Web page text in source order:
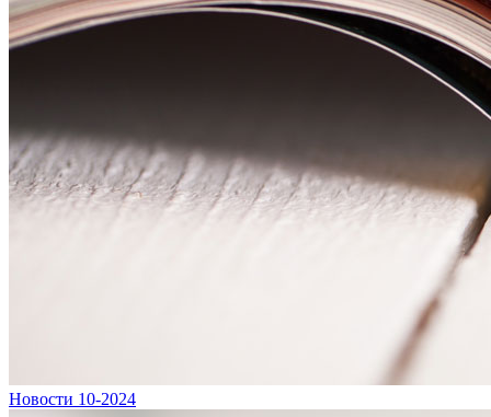
Новости 10-2024